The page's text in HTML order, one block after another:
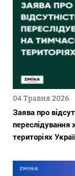
04 Травня 2026
Заява про
переслідування
територіях